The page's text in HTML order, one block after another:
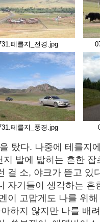
테를지_전경.jpg
테를지_풍경.jpg
탔다. 나중에 테를지
발에 밟히는 흔한 잡
걸 소, 야크가 뜯고 있
자기들이 생각하는 흔
이 고맙게도 나를 위
하지 않지만 나를 배